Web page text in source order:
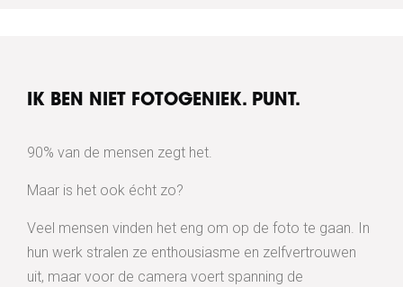
IK BEN NIET FOTOGENIEK. PUNT.
90% van de mensen zegt het.
Maar is het ook écht zo?
Veel mensen vinden het eng om op de foto te gaan. In
hun werk stralen ze enthousiasme en zelfvertrouwen
uit, maar voor de camera voert spanning de